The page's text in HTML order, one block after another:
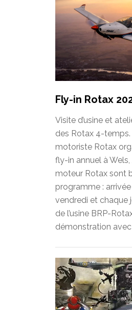
Fly-in Rotax
Visite d’usine et
des Rotax 4-
motoriste Rotax
fly-in annuel à
moteur Rotax sont
programme :
vendredi et chaque
de l’usine BRP-
démonstration avec